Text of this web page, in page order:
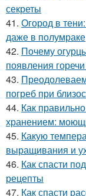
секреты
41. Огород в
даже в полумраке
42. Почему
появления
43.
погреб при
44. Как
хранением:
45. Какую
выращивания и
46. Как спасти
рецепты
47. Как спасти